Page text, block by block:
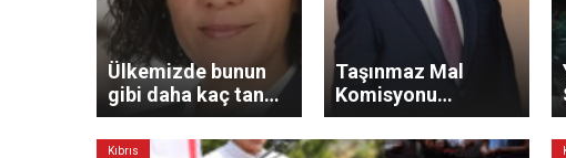
Ülkemizde bunun
gibi daha kaç tane
var?
Taşınmaz Mal
Komisyonu
kararıyla ilgili
açıklama
Kıbrıs